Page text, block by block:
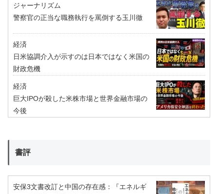
ジャーナリズム
警察官の正当な職務執行を罵倒する玉川徹
経済
日米協調介入が示すのは日本ではなく米国の
財政危機
経済
巨大IPOが殺した米株市場と世界金融市場の
今後
書評
安保3文書改訂と中国の存在感：『エネルギ